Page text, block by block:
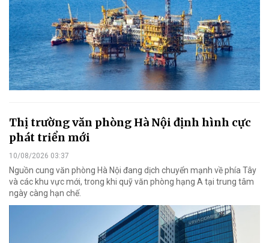
Thị trường văn phòng Hà Nội định hình cực
phát triển mới
10/08/2026 03:37
Nguồn cung văn phòng Hà Nội đang dịch chuyển mạnh về phía Tây
và các khu vực mới, trong khi quỹ văn phòng hạng A tại trung tâm
ngày càng hạn chế.